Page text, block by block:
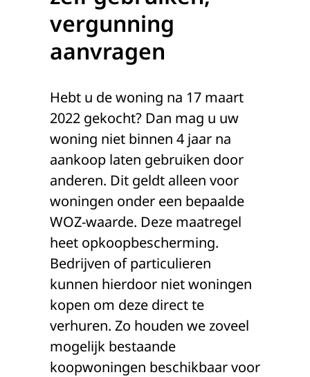
vergunning
aanvragen
Hebt u de woning na 17 maart
2022 gekocht? Dan mag u uw
woning niet binnen 4 jaar na
aankoop laten gebruiken door
anderen. Dit geldt alleen voor
woningen onder een bepaalde
WOZ-waarde. Deze maatregel
heet opkoopbescherming.
Bedrijven of particulieren
kunnen hierdoor niet woningen
kopen om deze direct te
verhuren. Zo houden we zoveel
mogelijk bestaande
koopwoningen beschikbaar voor